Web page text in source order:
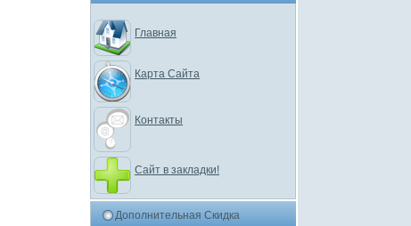
Главная
Карта Сайта
Контакты
Сайт в закладки!
Дополнительная Скидка